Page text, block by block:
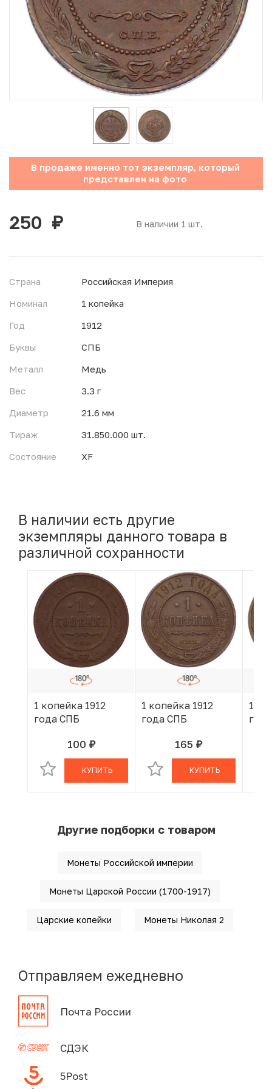
Юбилейные монеты Банка России (с 1999 года)
Памятные и инвестиционные монеты СССР и России
Иностранные монеты
Неофициальные выпуски монет (Unusual)
Античные и средневековые монеты
Наборы монет
Инвестиционные монеты
В продаже именно тот экземпляр, который
представлен на фото
В наличии 1 шт.
250 руб.
Страна
Российская Империя
Номинал
1 копейка
Год
1912
Буквы
СПБ
Металл
Медь
Вес
3.3 г
Диаметр
21.6 мм
Тираж
31.850.000 шт.
Состояние
XF
В наличии есть другие
экземпляры данного товара в
различной сохранности
1 копейка 1912
года СПБ
100 руб.
В КОРЗИНЕ
КУПИТЬ
1 копейка 1912
года СПБ
165 руб.
В КОРЗИНЕ
КУПИТЬ
1
Другие подборки с товаром
Монеты Российской империи
Монеты Царской России (1700-1917)
Царские копейки Монеты Николая 2
Отправляем ежедневно
Почта России
СДЭК
5Post